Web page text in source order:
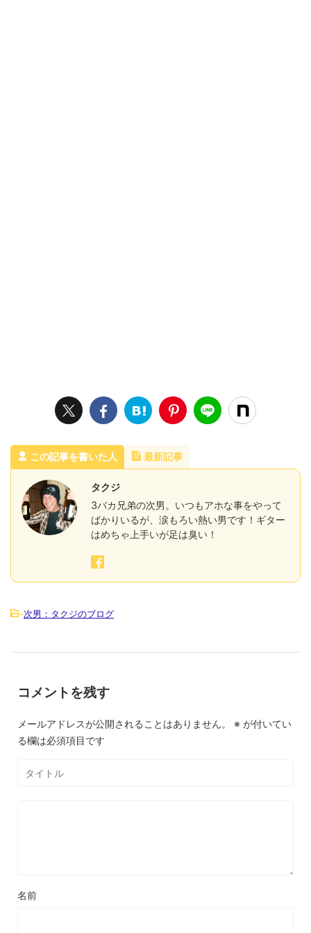
この記事を書いた人 最新記事
タクジ
3バカ兄弟の次男。いつもアホな事をやって
ばかりいるが、涙もろい熱い男です！ギター
はめちゃ上手いが足は臭い！
-次男：タクジのブログ
コメントを残す
メールアドレスが公開されることはありません。 ※ が付いてい
る欄は必須項目です
名前